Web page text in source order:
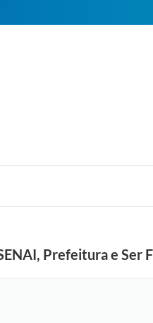
Prefeitura e Ser